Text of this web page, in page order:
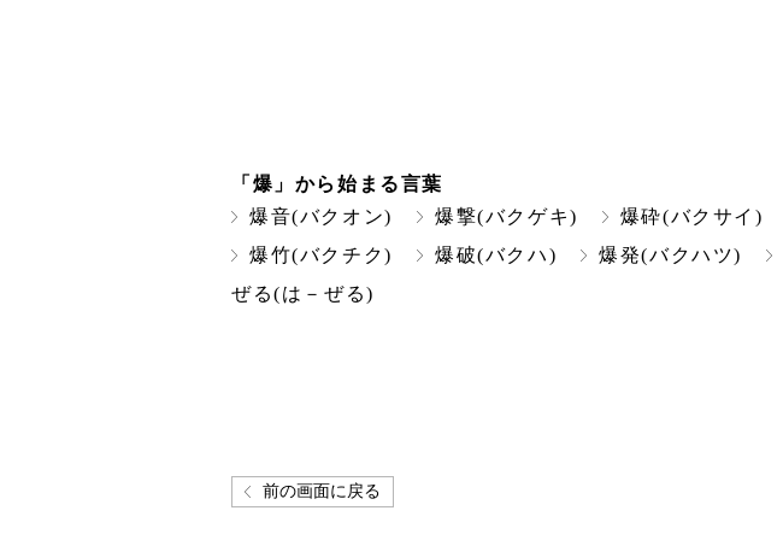
「爆」から始まる言葉
爆音(バクオン)
爆撃(バクゲキ) 爆砕(バクサイ)
爆竹(バクチク)
爆破(バクハ) 爆発(バクハツ)
ぜる(は－ぜる)
前の画面に戻る